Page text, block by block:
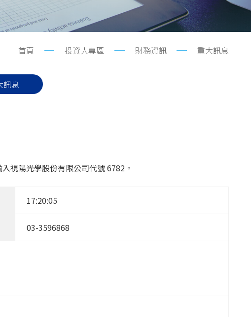
首頁 投資人專區 財務資訊 重大訊息
訊息
視陽光學股份有限公司代號 6782。
17:20:05
03-3596868